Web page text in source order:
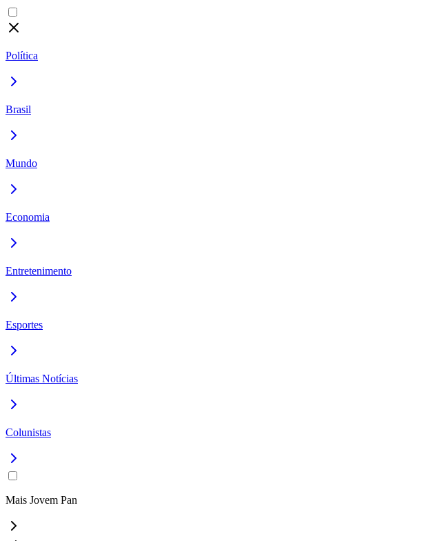
Política
Brasil
Mundo
Economia
Entretenimento
Esportes
Últimas Notícias
Colunistas
Mais Jovem Pan